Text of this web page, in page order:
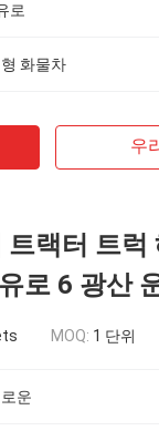
로
화물차
우
랙터 트럭
로 6 광산
MOQ: 1 단위
운